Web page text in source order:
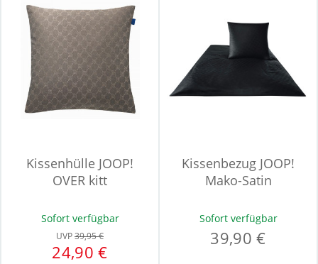
Kissenhülle JOOP!
OVER kitt
Sofort verfügbar
UVP39,95 €
24,90 €
Kissenbezug JOOP!
Mako-Satin
Sofort verfügbar
39,90 €